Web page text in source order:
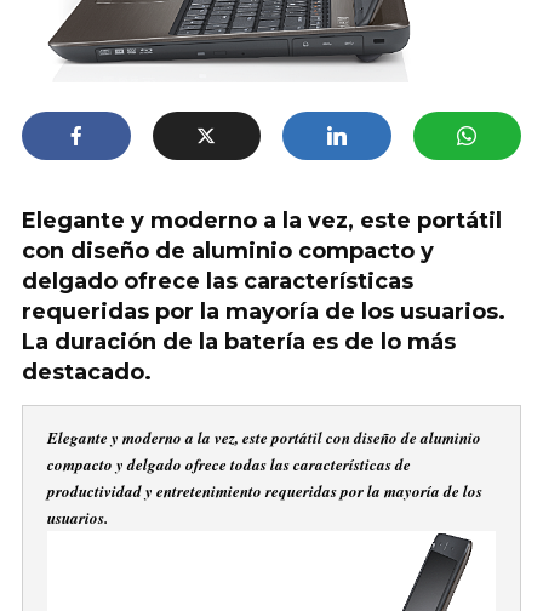
Elegante y moderno a la vez, este portátil
con diseño de aluminio compacto y
delgado ofrece las características
requeridas por la mayoría de los usuarios.
La duración de la batería es de lo más
destacado.
Elegante y moderno a la vez, este portátil con diseño de aluminio
compacto y delgado ofrece todas las características de
productividad y entretenimiento requeridas por la mayoría de los
usuarios.